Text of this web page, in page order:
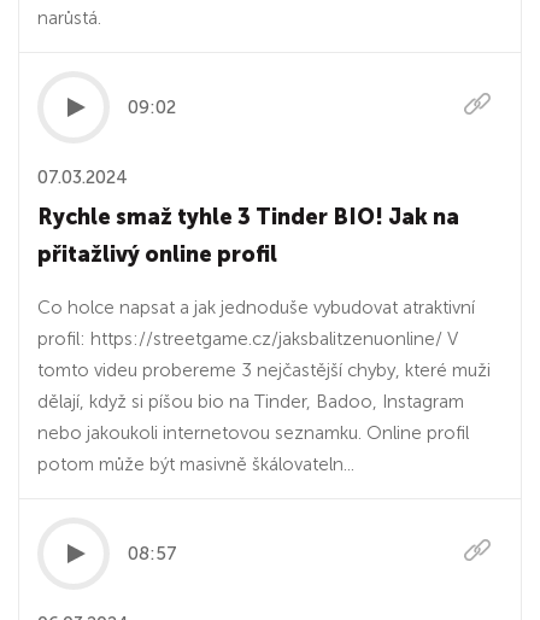
narůstá.
09:02
07.03.2024
Rychle smaž tyhle 3 Tinder BIO! Jak na
přitažlivý online profil
Co holce napsat a jak jednoduše vybudovat atraktivní
profil: https://streetgame.cz/jaksbalitzenuonline/ V
tomto videu probereme 3 nejčastější chyby, které muži
dělají, když si píšou bio na Tinder, Badoo, Instagram
nebo jakoukoli internetovou seznamku. Online profil
potom může být masivně škálovateln...
08:57